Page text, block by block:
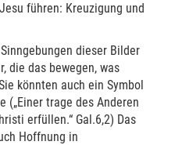
führen: Kreuzigung und
dieser Bilder
die das bewegen, was
könnten auch ein Symbol
(„Einer trage des Anderen
erfüllen.“ Gal.6,2) Das
Hoffnung in